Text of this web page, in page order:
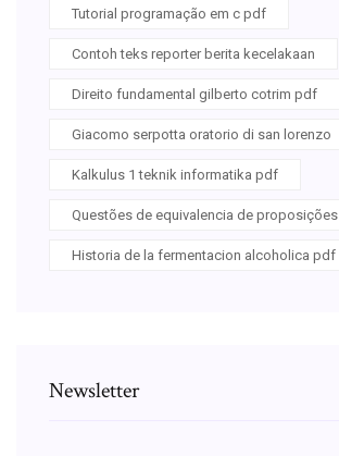
Tutorial programação em c pdf
Contoh teks reporter berita kecelakaan
Direito fundamental gilberto cotrim pdf
Giacomo serpotta oratorio di san lorenzo
Kalkulus 1 teknik informatika pdf
Questões de equivalencia de proposições
Historia de la fermentacion alcoholica pdf
Newsletter